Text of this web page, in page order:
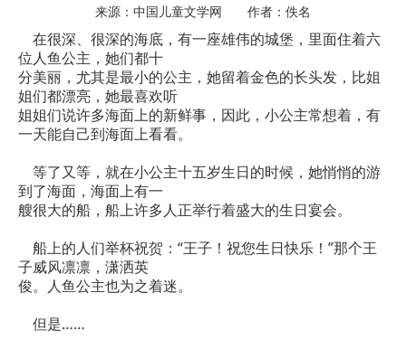
来源：中国儿童文学网 作者：佚名
在很深、很深的海底，有一座雄伟的城堡，里面住着六
位人鱼公主，她们都十
分美丽，尤其是最小的公主，她留着金色的长头发，比姐
姐们都漂亮，她最喜欢听
姐姐们说许多海面上的新鲜事，因此，小公主常想着，有
一天能自己到海面上看看。
等了又等，就在小公主十五岁生日的时候，她悄悄的游
到了海面，海面上有一
艘很大的船，船上许多人正举行着盛大的生日宴会。
船上的人们举杯祝贺：“王子！祝您生日快乐！”那个王
子威风凛凛，潇洒英
俊。人鱼公主也为之着迷。
但是……